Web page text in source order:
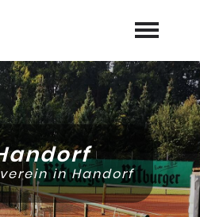
Verein expand_more
in Handorf